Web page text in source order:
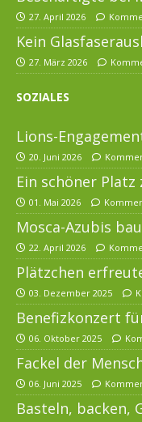
27. April 2026
Kein
27. März 2026
SOZIALES
Lions-
20. Juni 2026
Ein schöner
01. Mai 2026
Mosca-Azubis
22. April 2026
Plätzchen
03. Dezember 2025
Benefizkonzert
06. Oktober 2025
Fackel der
06. Juni 2025
Basteln, backen,